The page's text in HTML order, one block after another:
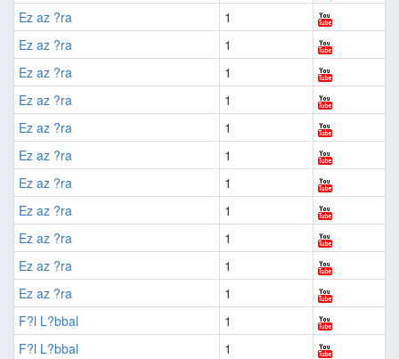
Ez az ?ra
1
Ez az ?ra
1
Ez az ?ra
1
Ez az ?ra
1
Ez az ?ra
1
Ez az ?ra
1
Ez az ?ra
1
Ez az ?ra
1
Ez az ?ra
1
Ez az ?ra
1
Ez az ?ra
1
F?l L?bbal
1
F?l L?bbal
1